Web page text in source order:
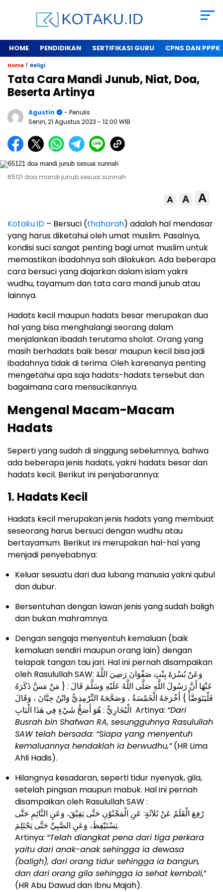
HOME PENDIDIKAN SERTIFIKASI GURU CPNS DAN PPPK
Home / Religi
Tata Cara Mandi Junub, Niat, Doa,
Beserta Artinya
Agustin
- Penulis
Senin, 21 Agustus 2023 - 12:00 WIB
65121 doa mandi junub sesuai sunnah
A A A
Kotaku.ID – Bersuci (thaharah) adalah hal mendasar
yang harus diketahui oleh umat muslim. Pasalnya,
kondisi suci sangat penting bagi umat muslim untuk
memastikan ibadahnya sah dilakukan. Ada beberapa
cara bersuci yang diajarkan dalam islam yakni
wudhu, tayamum dan tata cara mandi junub atau
lainnya.
Hadats kecil maupun hadats besar merupakan dua
hal yang bisa menghalangi seorang dalam
menjalankan ibadah terutama sholat. Orang yang
masih berhadats baik besar maupun kecil bisa jadi
ibadahnya tidak di terima. Oleh karenanya penting
mengetahui apa saja hadats-hadats tersebut dan
bagaimana cara mensucikannya.
Mengenal Macam-Macam
Hadats
Seperti yang sudah di singgung sebelumnya, bahwa
ada beberapa jenis hadats, yakni hadats besar dan
hadats kecil. Berikut ini penjabarannya:
1. Hadats Kecil
Hadats kecil merupakan jenis hadats yang membuat
seseorang harus bersuci dengan wudhu atau
bertayamum. Berikut ini merupakan hal-hal yang
menjadi penyebabnya:
Keluar sesuatu dari dua lubang manusia yakni qubul
dan dubur.
Bersentuhan dengan lawan jenis yang sudah baligh
dan bukan mahramnya.
Dengan sengaja menyentuh kemaluan (baik
kemaluan sendiri maupun orang lain) dengan
telapak tangan tau jari. Hal ini pernah disampaikan
oleh Rasulullah SAW: وَعَنْ بُسْرَةَ بِنْتِ صَفْوَانَ رَضِيَ اللَّهُ
عَنْهَا أَنَّ رَسُولَ اللَّهِ صَلَّى اللَّهُ عَلَيْهِ وَسَلَّمَ قَالَ : { مَنْ مَسَّ ذَكَرَهُ
فَلْيَتَوَضَّأْ } أَخْرَجَهُ الْخَمْسَةُ ، وَصَحَّحَهُ التِّرْمِذِيُّ وَابْنُ حِبَّانَ ، وَقَالَ
الْبُخَارِيُّ : هُوَ أَصَحُّ شَيْءٍ فِي هَذَا الْبَابِ Artinya: “Dari
Busrah bin Shafwan RA, sesungguhnya Rasulullah
SAW telah bersada: “Siapa yang menyentuh
kemaluannya hendaklah ia berwudhu,”(HR Lima
Ahli Hadis).
Hilangnya kesadaran, seperti tidur nyenyak, gila,
setelah pingsan maupun mabuk. Hal ini pernah
disampaikan oleh Rasulullah SAW :
رُفِعَ الْقَلَمُ عَنْ ثَلاَثَةٍ: عَنِ الْمَجْنُوْنِ حَتَّى يَفِيْقَ، وَعَنِ النَّائِمِ حَتَّى
يَسْتَيْقِظَ، وَعَنِ الصَّبِيِّ حَتَّى يَحْتَلِمَ.
Artinya: “Telah diangkat pena dari tiga perkara
yaitu dari anak-anak sehingga ia dewasa
(baligh), dari orang tidur sehingga ia bangun,
dan dari orang gila sehingga ia sehat kembali,”
(HR Abu Dawud dan Ibnu Majah).